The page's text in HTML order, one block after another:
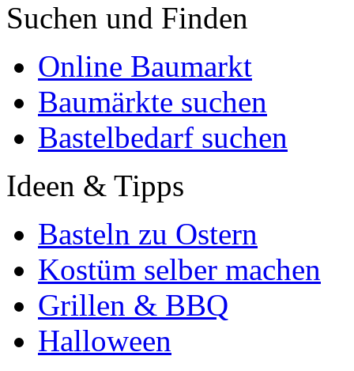
Suchen und Finden
Online Baumarkt
Baumärkte suchen
Bastelbedarf suchen
Ideen & Tipps
Basteln zu Ostern
Kostüm selber machen
Grillen & BBQ
Halloween